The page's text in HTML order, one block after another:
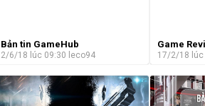
Bản tin GameHub
2/6/18 lúc 09:30 leco94
Game
17/2/18 lúc